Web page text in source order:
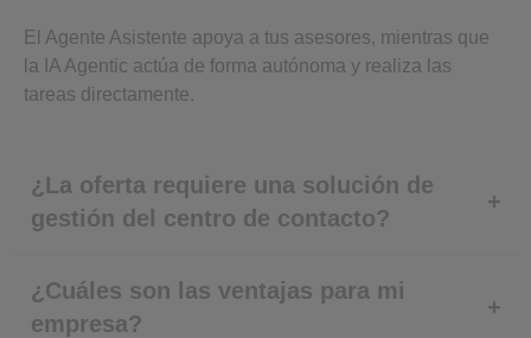
El Agente Asistente apoya a tus asesores, mientras que
la IA Agentic actúa de forma autónoma y realiza las
tareas directamente.
¿La oferta requiere una solución de
gestión del centro de contacto?
¿Cuáles son las ventajas para mi
empresa?